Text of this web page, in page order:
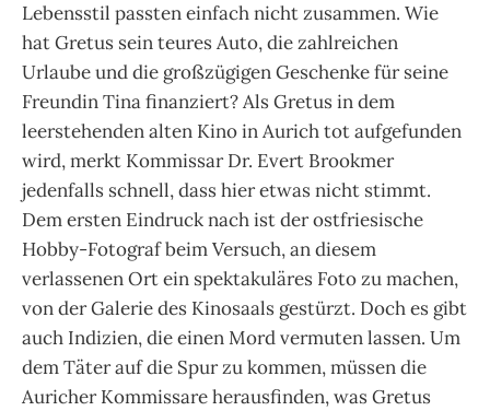
Lebensstil passten einfach nicht zusammen. Wie
hat Gretus sein teures Auto, die zahlreichen
Urlaube und die großzügigen Geschenke für seine
Freundin Tina finanziert? Als Gretus in dem
leerstehenden alten Kino in Aurich tot aufgefunden
wird, merkt Kommissar Dr. Evert Brookmer
jedenfalls schnell, dass hier etwas nicht stimmt.
Dem ersten Eindruck nach ist der ostfriesische
Hobby-Fotograf beim Versuch, an diesem
verlassenen Ort ein spektakuläres Foto zu machen,
von der Galerie des Kinosaals gestürzt. Doch es gibt
auch Indizien, die einen Mord vermuten lassen. Um
dem Täter auf die Spur zu kommen, müssen die
Auricher Kommissare herausfinden, was Gretus